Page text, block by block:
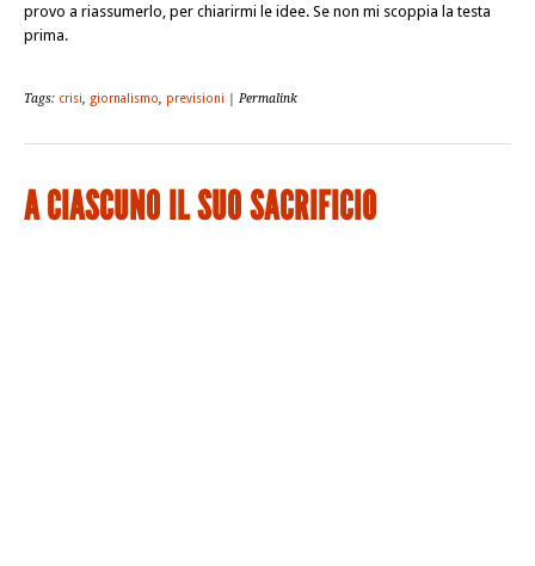
provo a riassumerlo, per chiarirmi le idee. Se non mi scoppia la testa
prima.
Tags: crisi giornalismo previsioni | Permalink
A CIASCUNO IL SUO SACRIFICIO